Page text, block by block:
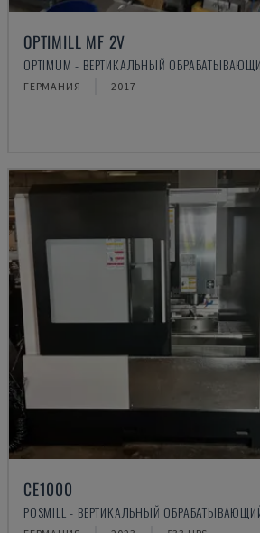
OPTIMILL MF 2V
OPTIMUM - ВЕРТИКАЛЬНЫЙ
ГЕРМАНИЯ 2017
CE1000
POSMILL - ВЕРТИКАЛЬНЫЙ